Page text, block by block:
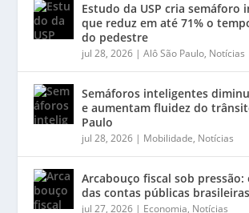
Estudo da USP cria semáforo
que reduz em até 71% o
do pedestre
jul 28, 2026 |Alô São Paulo, Notícias
Semáforos inteligentes
e aumentam fluidez do
Paulo
jul 28, 2026 | Mobilidade, Notícias
Arcabouço fiscal sob pressão:
das contas públicas brasileiras
jul 27, 2026 | Economia, Notícias